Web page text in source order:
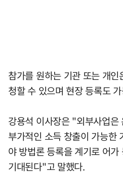
참가를 원하는 기관 또는 개
청할 수 있으며 현장 등록도
강용석 이사장은 "외부사업은
부가적인 소득 창출이 가능
야 방법론 등록을 계기로 어
기대된다"고 말했다.